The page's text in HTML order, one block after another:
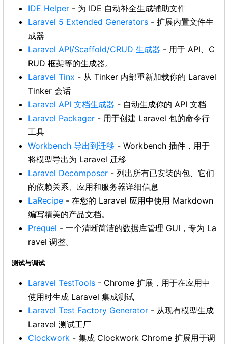
IDE Helper - 为 IDE 自动补全生成辅助文件
Laravel 5 Extended Generators - 扩展内置文件生
成器
Laravel API/Scaffold/CRUD 生成器 - 用于 API、C
RUD 框架等的生成器。
Laravel Tinx - 从 Tinker 内部重新加载你的 Laravel
Tinker 会话
Laravel API 文档生成器 - 自动生成你的 API 文档
Laravel Packager - 用于创建 Laravel 包的命令行
工具
Workbench 导出到迁移 - Workbench 插件，用于
将模型导出为 Laravel 迁移
Laravel Decomposer - 列出所有已安装的包、它们
的依赖关系、应用和服务器详细信息
LaRecipe - 在您的 Laravel 应用中使用 Markdown
编写精美的产品文档。
Prequel - 一个清晰简洁的数据库管理 GUI，专为 La
ravel 调整。
测试与调试
Laravel TestTools - Chrome 扩展，用于在应用中
使用时生成 Laravel 集成测试
Laravel Test Factory Generator - 从现有模型生成
Laravel 测试工厂
Clockwork - 集成 Clockwork Chrome 扩展用于调